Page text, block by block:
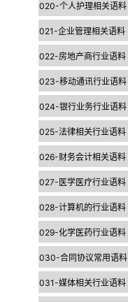
020-个人护理相关语料
021-企业管理相关语料
022-房地产商行业语料
023-移动通讯行业语料
024-银行业务行业语料
025-法律相关行业语料
026-财务会计相关语料
027-医学医疗行业语料
028-计算机的行业语料
029-化学医药行业语料
030-合同协议常用语料
031-媒体相关行业语料